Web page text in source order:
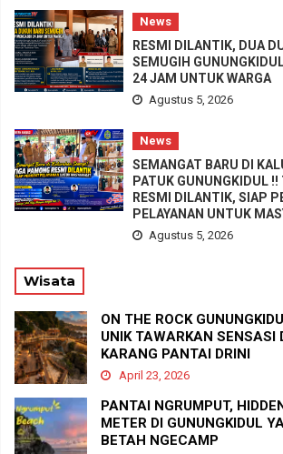
News
RESMI DILANTIK, DUA
SEMUGIH
24 JAM UNTUK WARGA
Agustus 5, 2026
News
SEMANGAT BARU DI
PATUK GUNUNGKIDUL
RESMI DILANTIK, SIAP
PELAYANAN UNTUK
Agustus 5, 2026
Wisata
ON THE ROCK
UNIK TAWARKAN SENSASI
KARANG PANTAI DRINI
April 23, 2026
PANTAI NGRUMPUT,
METER DI GUNUNGKIDUL
BETAH NGECAMP